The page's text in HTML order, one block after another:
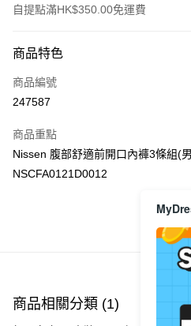
自提點滿HK$350.00免運費
信用卡
Apple Pay
PayMe
WeChat Pay
每筆HK$40.00，滿HK$350.00或以
付款後順豐站及營業點
每筆HK$40.00，滿HK$350.00或以
商品特色
商品編號
247587
商品重點
Nissen 腹部舒適前開口內褲3條組(
NSCFA0121D0012
商品
商品相關分類 (1)